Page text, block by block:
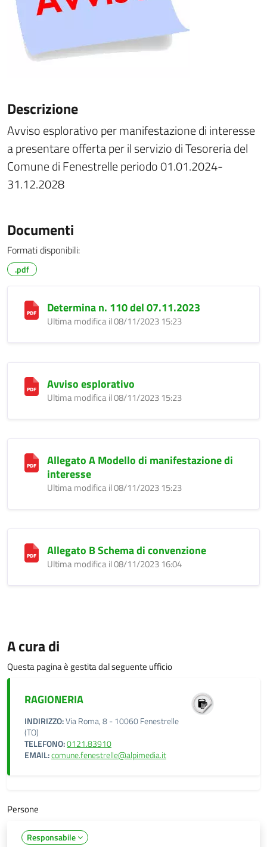
Descrizione
Avviso esplorativo per manifestazione di interesse
a presentare offerta per il servizio di Tesoreria del
Comune di Fenestrelle periodo 01.01.2024-
31.12.2028
Documenti
Formati disponibili:
.pdf
Determina n. 110 del 07.11.2023
Ultima modifica il 08/11/2023 15:23
Avviso esplorativo
Ultima modifica il 08/11/2023 15:23
Allegato A Modello di manifestazione di
interesse
Ultima modifica il 08/11/2023 15:23
Allegato B Schema di convenzione
Ultima modifica il 08/11/2023 16:04
A cura di
Questa pagina è gestita dal seguente ufficio
RAGIONERIA
INDIRIZZO:Via Roma, 8 - 10060 Fenestrelle
(TO)
TELEFONO:0121.83910
EMAIL:comune.fenestrelle@alpimedia.it
Persone
Responsabile